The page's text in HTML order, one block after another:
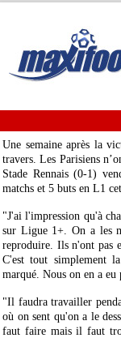
Une semaine après la
travers. Les Parisiens
Stade Rennais (0-1)
matchs et 5 buts en L1
"J'ai l'impression qu'à
sur Ligue 1+. On a les
reproduire. Ils n'ont pas
C'est tout simplement
marqué. Nous on en a eu
"Il faudra travailler
où on sent qu'on a le
faut faire mais il faut